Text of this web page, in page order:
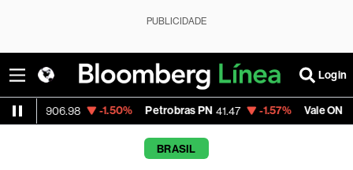
PUBLICIDADE
Login
-1.50% Petrobras PN 41.47 -1.57% Vale ON 75.20
BRASIL